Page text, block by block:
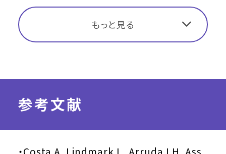
もっと見る
参考文献